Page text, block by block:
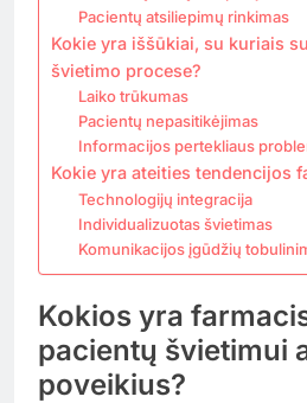
Pacientų atsiliepimų rinkimas
Kokie yra iššūkiai, su kuriais
švietimo procese?
Laiko trūkumas
Pacientų nepasitikėjimas
Informacijos pertekliaus
Kokie yra ateities tendencijos
Technologijų integracija
Individualizuotas švietimas
Komunikacijos įgūdžių
Kokios yra
pacientų švietimui
poveikius?